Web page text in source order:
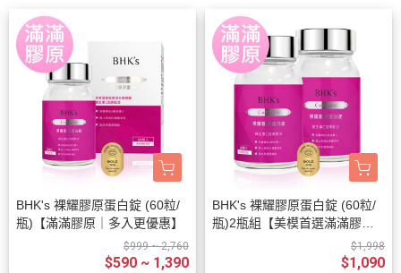
BHK's 裸耀膠原蛋白錠 (60粒/
瓶)【滿滿膠原｜多入更優惠】
$999 ~ 2,760
$590 ~ 1,390
BHK's 裸耀膠原蛋白錠 (60粒/
瓶)2瓶組【美模首選滿滿膠
$1,998
$1,090